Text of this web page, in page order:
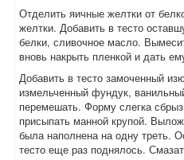
Отделить яичные желтки от
желтки. Добавить в тесто
белки, сливочное масло.
вновь накрыть пленкой и дать
Добавить в тесто замоченный
измельченный фундук,
перемешать. Форму слегка
присыпать манной крупой.
была наполнена на одну треть.
тесто еще раз поднялось.